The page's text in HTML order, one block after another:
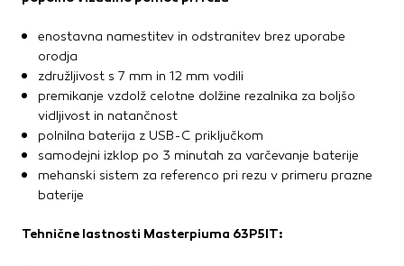
enostavna namestitev in odstranitev brez uporabe
orodja
združljivost s 7 mm in 12 mm vodili
premikanje vzdolž celotne dolžine rezalnika za boljšo
vidljivost in natančnost
polnilna baterija z USB-C priključkom
samodejni izklop po 3 minutah za varčevanje baterije
mehanski sistem za referenco pri rezu v primeru prazne
baterije
Tehnične lastnosti Masterpiuma 63P5IT: